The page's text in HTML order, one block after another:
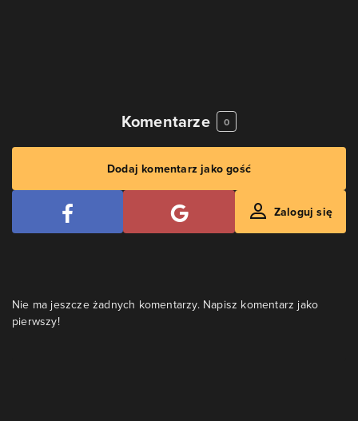
Komentarze 0
Dodaj komentarz jako gość
Zaloguj się
Nie ma jeszcze żadnych komentarzy. Napisz komentarz jako
pierwszy!